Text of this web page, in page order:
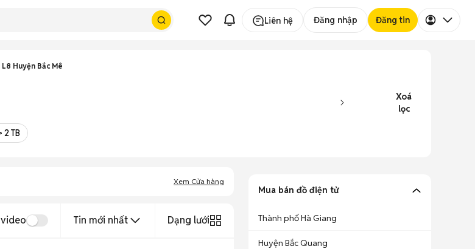
Liên hệ Đăng nhập Đăng tin
Huyện Bắc Mê
Xoá
lọc
2 TB
Xem Cửa hàng
Tin mới nhất Dạng lưới
Mua bán đồ điện tử
Thành phố Hà Giang
Huyện Bắc Quang